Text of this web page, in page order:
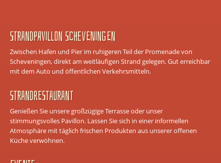
Strandpavillon Scheveningen
Zwischen Hafen und Pier im ruhigeren Teil der Promenade von
Scheveningen, direkt am weitläufigen Strand gelegen. Gut erreichbar
mit dem Auto und öffentlichen Verkehrsmitteln.
Strandrestaurant
Genießen Sie unsere großzügige Terrasse oder unser
stimmungsvolles Pavillon. Lassen Sie sich in einer informellen
Atmosphäre mit täglich frischen Produkten aus unserer offenen
Küche verwöhnen.